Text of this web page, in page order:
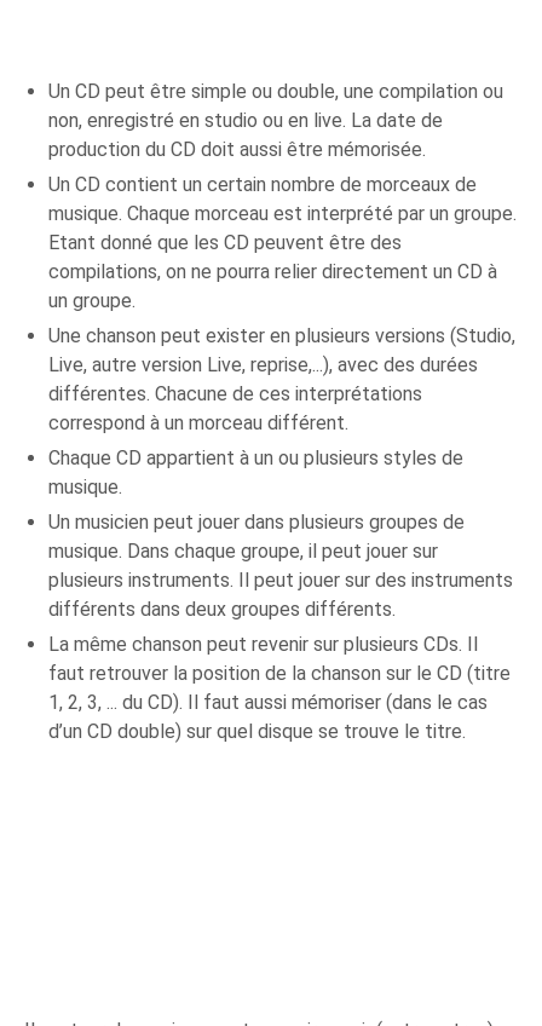
Un CD peut être simple ou double, une compilation ou
non, enregistré en studio ou en live. La date de
production du CD doit aussi être mémorisée.
Un CD contient un certain nombre de morceaux de
musique. Chaque morceau est interprété par un groupe.
Etant donné que les CD peuvent être des
compilations, on ne pourra relier directement un CD à
un groupe.
Une chanson peut exister en plusieurs versions (Studio,
Live, autre version Live, reprise,...), avec des durées
différentes. Chacune de ces interprétations
correspond à un morceau différent.
Chaque CD appartient à un ou plusieurs styles de
musique.
Un musicien peut jouer dans plusieurs groupes de
musique. Dans chaque groupe, il peut jouer sur
plusieurs instruments. Il peut jouer sur des instruments
différents dans deux groupes différents.
La même chanson peut revenir sur plusieurs CDs. Il
faut retrouver la position de la chanson sur le CD (titre
1, 2, 3, ... du CD). Il faut aussi mémoriser (dans le cas
d’un CD double) sur quel disque se trouve le titre.